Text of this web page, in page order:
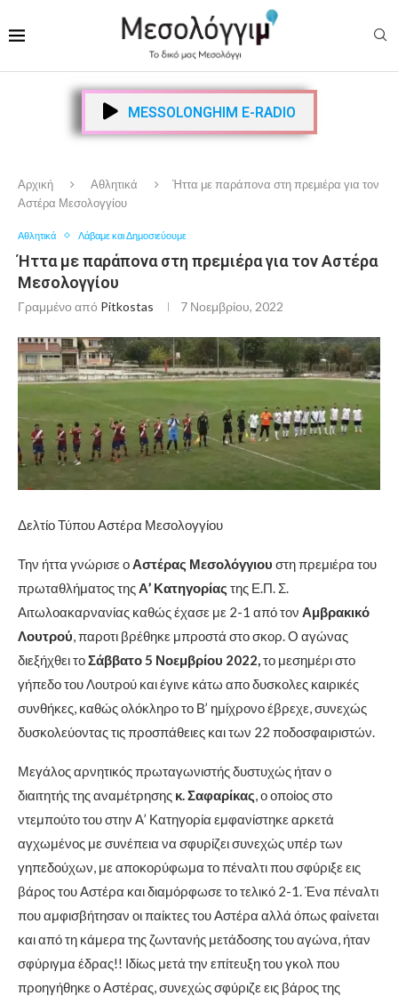
MESSOLONGHIM E-RADIO
Αρχική Αθλητικά
Ήττα με παράπονα στη πρεμιέρα για τον
Αστέρα Μεσολογγίου
Αθλητικά Λάβαμε και Δημοσιεύουμε
Ήττα με παράπονα στη πρεμιέρα για τον Αστέρα
Μεσολογγίου
Γραμμένο από Pitkostas 7 Νοεμβρίου, 2022
Δελτίο Τύπου Αστέρα Μεσολογγίου
Την ήττα γνώρισε οΑστέρας Μεσολόγγιου στη πρεμιέρα του
πρωταθλήματος τηςΑ’ Κατηγορίας της Ε.Π. Σ.
Αιτωλοακαρνανίας καθώς έχασε με 2-1 από τον Αμβρακικό
Λουτρού, παροτι βρέθηκε μπροστά στο σκορ. Ο αγώνας
διεξήχθει τοΣάββατο 5 Νοεμβρίου 2022,το μεσημέρι στο
γήπεδο του Λουτρού και έγινε κάτω απο δυσκολες καιρικές
συνθήκες, καθώς ολόκληρο το Β’ ημίχρονο έβρεχε, συνεχώς
δυσκολεύοντας τις προσπάθειες και των 22 ποδοσφαιριστών.
Μεγάλος αρνητικός πρωταγωνιστής δυστυχώς ήταν ο
διαιτητής της αναμέτρησης κ. Σαφαρίκας, ο οποίος στο
ντεμπούτο του στην Α’ Κατηγορία εμφανίστηκε αρκετά
αγχωμένος με συνέπεια να σφυρίζει συνεχώς υπέρ των
γηπεδούχων, με αποκορύφωμα το πέναλτι που σφύριξε εις
βάρος του Αστέρα και διαμόρφωσε το τελικό 2-1. Ένα πέναλτι
που αμφισβήτησαν οι παίκτες του Αστέρα αλλά όπως φαίνεται
και από τη κάμερα της ζωντανής μετάδοσης του αγώνα, ήταν
σφύριγμα έδρας!! Ιδίως μετά την επίτευξη του γκολ που
προηγήθηκε ο Αστέρας, συνεχώς σφύριζε εις βάρος της